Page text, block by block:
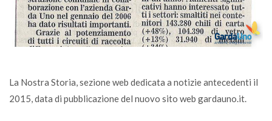
La Nostra Storia, sezione web dedicata a notizie antecedenti il
2015, data di pubblicazione del nuovo sito web gardauno.it.